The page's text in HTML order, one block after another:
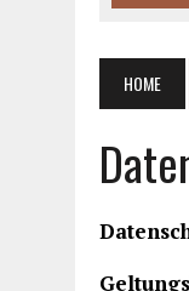
14. APRIL
1. JULI 2026
HOME